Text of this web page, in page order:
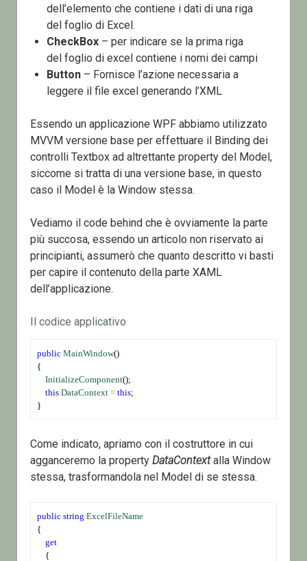
dell’elemento che contiene i dati di una riga
del foglio di Excel.
CheckBox– per indicare se la prima riga
del foglio di excel contiene i nomi dei campi
Button– Fornisce l’azione necessaria a
leggere il file excel generando l’XML
Essendo un applicazione WPF abbiamo utilizzato
MVVM versione base per effettuare il Binding dei
controlli Textbox ad altrettante property del Model,
siccome si tratta di una versione base, in questo
caso il Model è la Window stessa.
Vediamo il code behind che è ovviamente la parte
più succosa, essendo un articolo non riservato ai
principianti, assumerò che quanto descritto vi basti
per capire il contenuto della parte XAML
dell’applicazione.
Il codice applicativo
public MainWindow()
{
InitializeComponent();
this.DataContext = this;
}
Come indicato, apriamo con il costruttore in cui
agganceremo la property DataContextalla Window
stessa, trasformandola nel Model di se stessa.
public string ExcelFileName
{
get
    {